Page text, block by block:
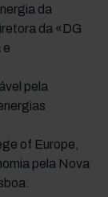
da
da «DG
e
pela
of Europe,
pela Nova